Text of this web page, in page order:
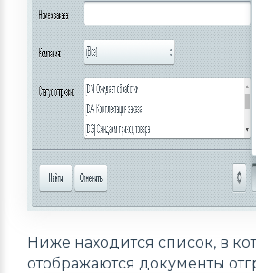
Ниже находится список, в
отображаются документы